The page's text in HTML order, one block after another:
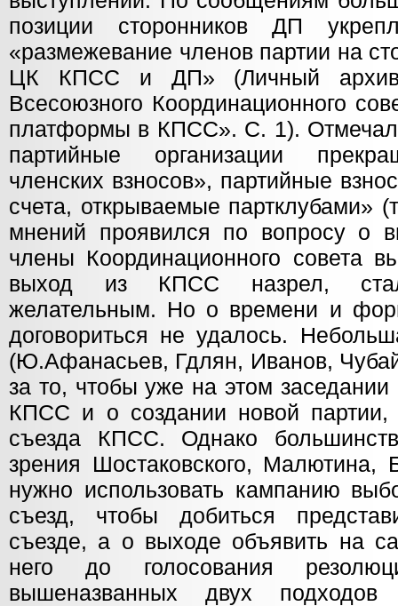
позиции сторонников ДП
«размежевание членов партии на
ЦК КПСС и ДП» (Личный архив
Всесоюзного Координационного
платформы в КПСС». С. 1).
партийные организации
членских взносов», партийные
счета, открываемые партклубами»
мнений проявился по вопросу о
члены Координационного совета
выход из КПСС назрел,
желательным. Но о времени и
договориться не удалось.
(Ю.Афанасьев, Гдлян, Иванов,
за то, чтобы уже на этом заседании
КПСС и о создании новой
съезда КПСС. Однако
зрения Шостаковского,
нужно использовать кампанию
съезд, чтобы добиться
съезде, а о выходе объявить на
него до голосования
вышеназванных двух